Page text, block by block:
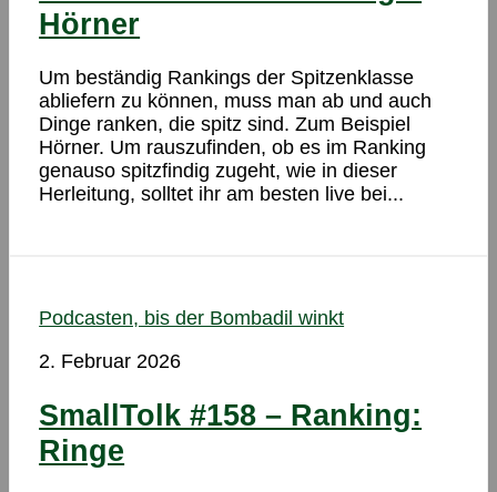
Hörner
Um beständig Rankings der Spitzenklasse
abliefern zu können, muss man ab und auch
Dinge ranken, die spitz sind. Zum Beispiel
Hörner. Um rauszufinden, ob es im Ranking
genauso spitzfindig zugeht, wie in dieser
Herleitung, solltet ihr am besten live bei...
Podcasten, bis der Bombadil winkt
2. Februar 2026
SmallTolk #158 – Ranking:
Ringe